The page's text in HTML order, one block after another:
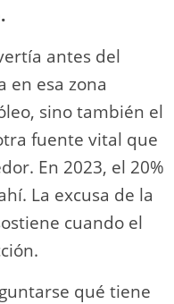
antes del
en esa zona
sino también el
fuente vital que
En 2023, el 20%
La excusa de la
cuando el
qué tiene